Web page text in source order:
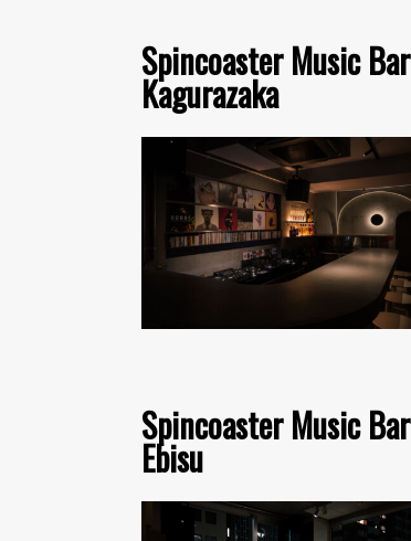
Spincoaster Music Bar
Kagurazaka
Spincoaster Music Bar
Ebisu